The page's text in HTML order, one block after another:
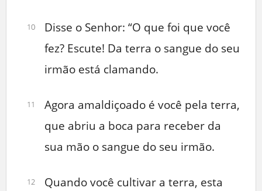
10
Disse o Senhor: “O que foi que você
fez? Escute! Da terra o sangue do seu
irmão está clamando.
11
Agora amaldiçoado é você pela terra,
que abriu a boca para receber da
sua mão o sangue do seu irmão.
12
Quando você cultivar a terra, esta